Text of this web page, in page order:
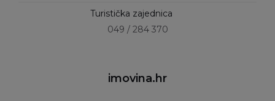
Turistička zajednica
049 / 284 370
imovina.hr